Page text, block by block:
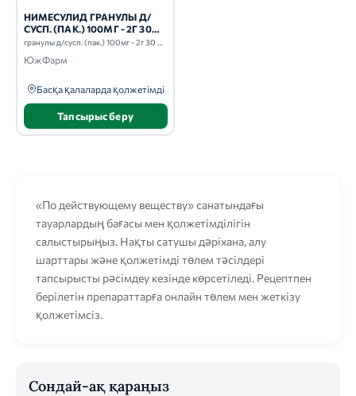
НИМЕСУЛИД ГРАНУЛЫ Д/
СУСП. (ПАК.) 100МГ - 2Г 30
ШТ.
ЮжФарм
Басқа қалаларда қолжетімді
Тапсырыс беру
«По действующему веществу» санатындағы
тауарлардың бағасы мен қолжетімділігін
салыстырыңыз. Нақты сатушы дәріхана, алу
шарттары және қолжетімді төлем тәсілдері
тапсырысты рәсімдеу кезінде көрсетіледі. Рецептпен
берілетін препараттарға онлайн төлем мен жеткізу
қолжетімсіз.
Сондай-ақ қараңыз